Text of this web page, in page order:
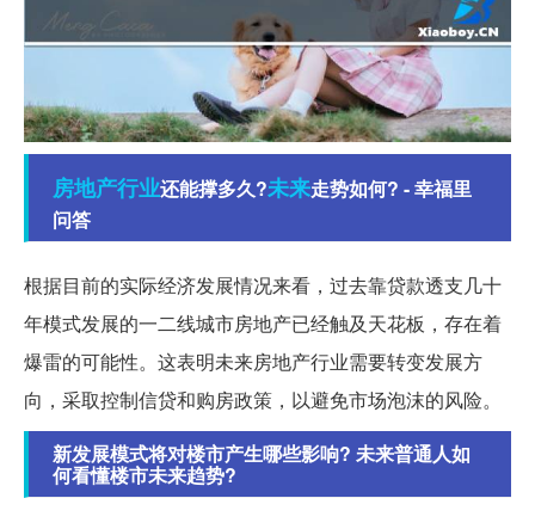
房地产行业还能撑多久?未来走势如何? - 幸福里
问答
根据目前的实际经济发展情况来看，过去靠贷款透支几十
年模式发展的一二线城市房地产已经触及天花板，存在着
爆雷的可能性。这表明未来房地产行业需要转变发展方
向，采取控制信贷和购房政策，以避免市场泡沫的风险。
新发展模式将对楼市产生哪些影响? 未来普通人如
何看懂楼市未来趋势?